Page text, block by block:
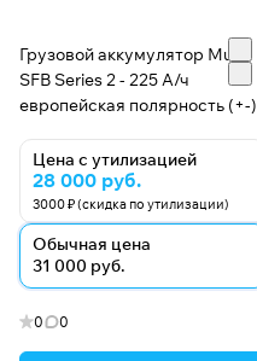
Грузовой аккумулятор Mutlu
SFB Series 2 - 225 А/ч
европейская полярность (+-)
Цена с утилизацией
28 000 руб.
3000 ₽ (скидка по утилизации)
Обычная цена
31 000 руб.
0 0